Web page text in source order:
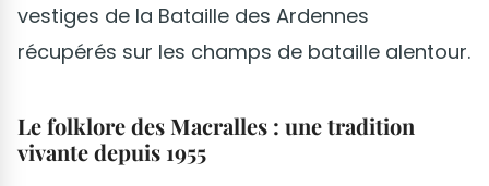
vestiges de la Bataille des Ardennes
récupérés sur les champs de bataille alentour.
Le folklore des Macralles : une tradition
vivante depuis 1955